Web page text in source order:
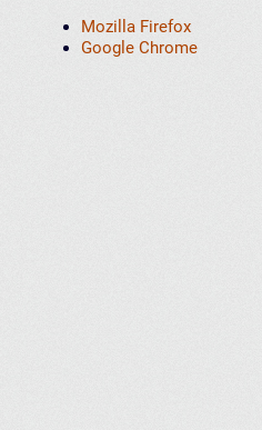
Mozilla Firefox
Google Chrome